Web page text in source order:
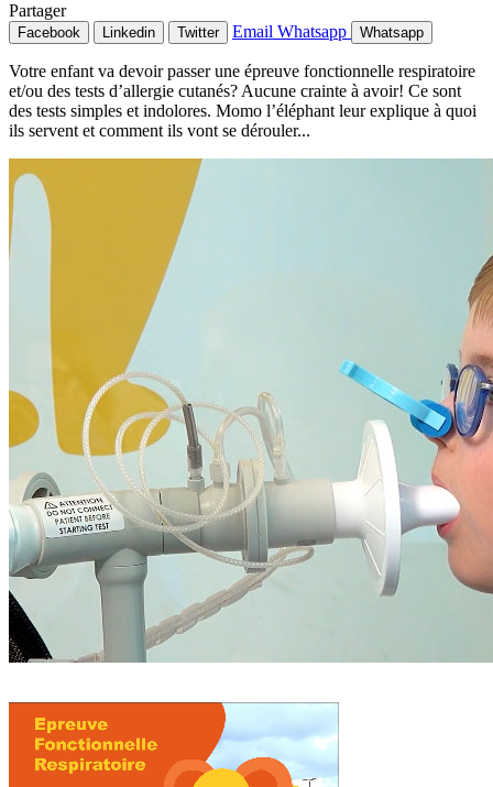
Partager
Facebook Linkedin Twitter Email Whatsapp Whatsapp
Votre enfant va devoir passer une épreuve fonctionnelle respiratoire
et/ou des tests d’allergie cutanés? Aucune crainte à avoir! Ce sont
des tests simples et indolores. Momo l’éléphant leur explique à quoi
ils servent et comment ils vont se dérouler...